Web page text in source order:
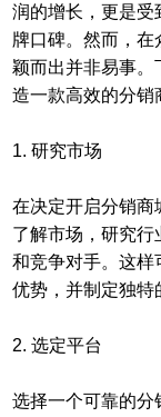
润的增长，更是受
牌口碑。然而，
颖而出并非易事。
造一款高效的分销
1. 研究市场
在决定开启分销商
了解市场，研究行
和竞争对手。这样
优势，并制定独特
2. 选定平台
选择一个可靠的分